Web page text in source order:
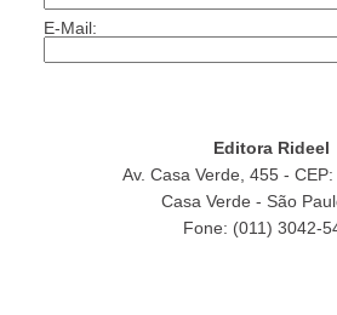
E-Mail:
Editora Rideel
Av. Casa Verde, 455 -
Casa Verde - São
Fone: (011) 3042-